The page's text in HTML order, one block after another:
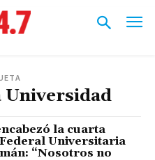
Universidad
la cuarta
Universitaria
“Nosotros no